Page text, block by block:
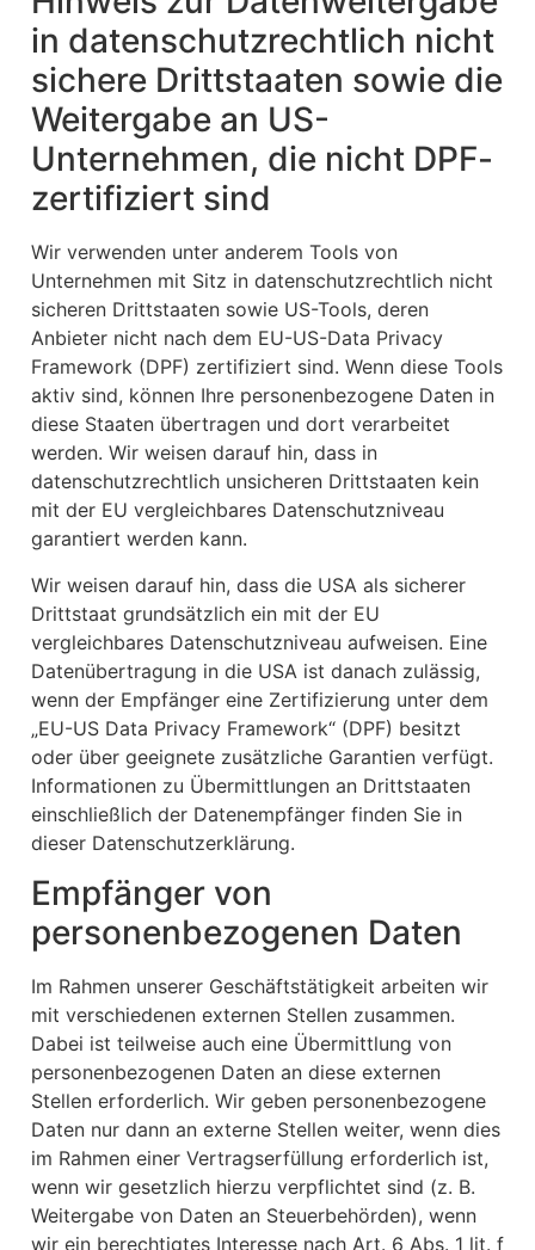
in datenschutzrechtlich nicht
sichere Drittstaaten sowie die
Weitergabe an US-
Unternehmen, die nicht DPF-
zertifiziert sind
Wir verwenden unter anderem Tools von
Unternehmen mit Sitz in datenschutzrechtlich nicht
sicheren Drittstaaten sowie US-Tools, deren
Anbieter nicht nach dem EU-US-Data Privacy
Framework (DPF) zertifiziert sind. Wenn diese Tools
aktiv sind, können Ihre personenbezogene Daten in
diese Staaten übertragen und dort verarbeitet
werden. Wir weisen darauf hin, dass in
datenschutzrechtlich unsicheren Drittstaaten kein
mit der EU vergleichbares Datenschutzniveau
garantiert werden kann.
Wir weisen darauf hin, dass die USA als sicherer
Drittstaat grundsätzlich ein mit der EU
vergleichbares Datenschutzniveau aufweisen. Eine
Datenübertragung in die USA ist danach zulässig,
wenn der Empfänger eine Zertifizierung unter dem
„EU-US Data Privacy Framework“ (DPF) besitzt
oder über geeignete zusätzliche Garantien verfügt.
Informationen zu Übermittlungen an Drittstaaten
einschließlich der Datenempfänger finden Sie in
dieser Datenschutzerklärung.
Empfänger von
personenbezogenen Daten
Im Rahmen unserer Geschäftstätigkeit arbeiten wir
mit verschiedenen externen Stellen zusammen.
Dabei ist teilweise auch eine Übermittlung von
personenbezogenen Daten an diese externen
Stellen erforderlich. Wir geben personenbezogene
Daten nur dann an externe Stellen weiter, wenn dies
im Rahmen einer Vertragserfüllung erforderlich ist,
wenn wir gesetzlich hierzu verpflichtet sind (z. B.
Weitergabe von Daten an Steuerbehörden), wenn
wir ein berechtigtes Interesse nach Art. 6 Abs. 1 lit. f